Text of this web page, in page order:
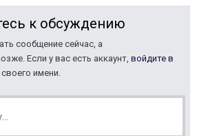
к обсуждению
сообщение сейчас, а
Если у вас есть аккаунт, войдите в
имени.